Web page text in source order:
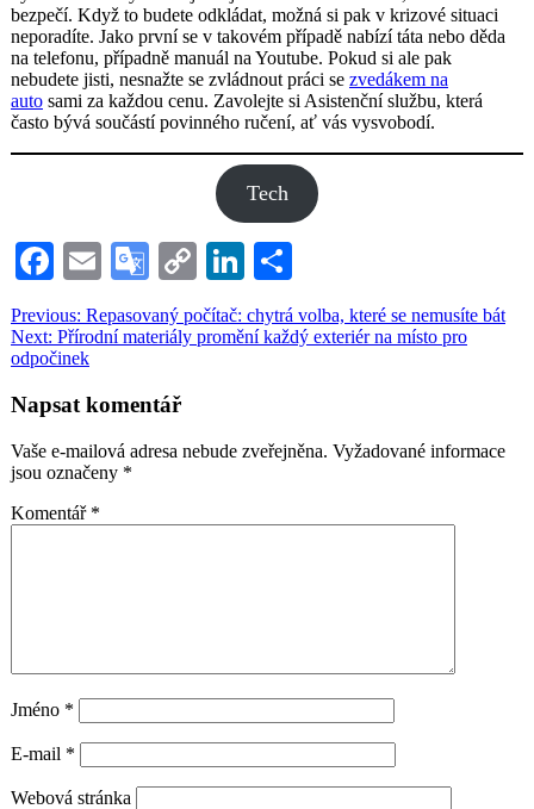
bezpečí. Když to budete odkládat, možná si pak v krizové situaci
neporadíte. Jako první se v takovém případě nabízí táta nebo děda
na telefonu, případně manuál na Youtube. Pokud si ale pak
nebudete jisti, nesnažte se zvládnout práci se zvedákem na
auto sami za každou cenu. Zavolejte si Asistenční službu, která
často bývá součástí povinného ručení, ať vás vysvobodí.
Tech
Facebook
EmailGoogle
Translate
Copy
Link
LinkedIn
Navigace
pro
Previous: Repasovaný počítač: chytrá volba, které se nemusíte bát
Next: Přírodní materiály promění každý exteriér na místo pro
odpočinek
Napsat komentář
Vaše e-mailová adresa nebude zveřejněna. Vyžadované informace
jsou označeny *
Komentář *
Jméno *
E-mail *
Webová stránka